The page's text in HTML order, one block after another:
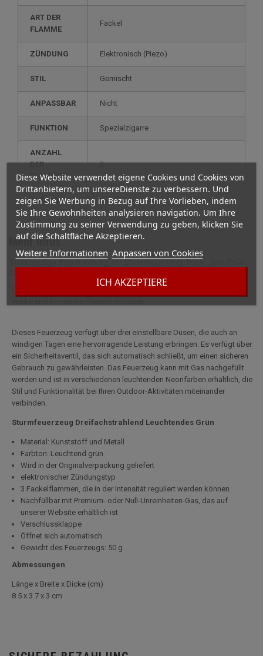
Diese Website verwendet eigene Cookies und Cookies von
Drittanbietern, um unsereDienste zu verbessern. Und
zeigen Sie Werbung in Bezug auf Ihre Vorlieben, indem
Sie Ihre Gewohnheiten analysieren navigation. Um Ihre
Zustimmung zu seiner Verwendung zu geben, klicken Sie
auf die Schaltfläche Akzeptieren.
Weitere Informationen Anpassen von Cookies
ICH AKZEPTIERE
ART DER
FLAMME
Fackel
ZÜNDUNG elektronisch (Piezo)
STIL gemischt
ANPASSBAR nicht
FUNKTION spezialzigarre
ANZAHL
DER
FLAMMEN
3
AUFLADEN gas
Mehr Infos
Vollständige Beschreibung für Sturmfeuerzeug Triple Jets Grün
Dieses Feuerzeug verfügt über drei einstellbare Düsen, die auch an
windigen Tagen eine hervorragende Leistung erbringen. Es verfügt über
ein Sicherheitsventil, das sich automatisch schließt, um einen sicheren
Gebrauch zu gewährleisten. Das Feuerzeug kann mit Gas nachgefüllt
werden und ist in verschiedenen leuchtenden Neonfarben erhältlich, die
Stil und Funktionalität bei Ihren Outdoor-Aktivitäten miteinander
verbinden.
Sturmfeuerzeug Dreifachstrahlend Leuchtendes Grün
Material: Kunststoff und Metall
Farbton: Leuchtend grün
Wird in der Originalverpackung geliefert
elektronischer Zündungstyp
3 Fackelflammen, die in der Intensität reguliert werden können
Nachfüllbar mit Premium- oder Null-Unreinheiten-Gas, das auf
unserer Website erhältlich ist
Verschlussklappe
Öffnet sich automatisch
Gewicht des Feuerzeugs: 50 g
Abmessungen
Länge x Breite x Dicke (cm)
8.5 x 3.7 x 3 cm